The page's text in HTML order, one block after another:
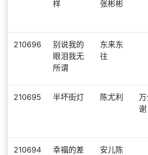
样
张彬彬
210696
别说我的
眼泪我无
所谓
东来东
往
210695 半坏街灯 陈尤利
谢
210694
幸福的差
安儿陈